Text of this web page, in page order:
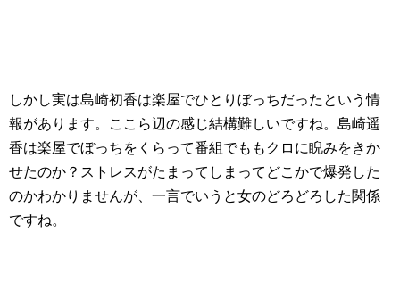
しかし実は島崎初香は楽屋でひとりぼっちだったという情
報があります。ここら辺の感じ結構難しいですね。島崎遥
香は楽屋でぼっちをくらって番組でももクロに睨みをきか
せたのか？ストレスがたまってしまってどこかで爆発した
のかわかりませんが、一言でいうと女のどろどろした関係
ですね。